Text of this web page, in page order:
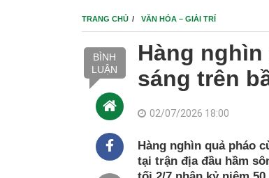
TRANG CHỦ VĂN HÓA – GIẢI TRÍ
BÌNH
LUẬN
Hàng
sáng trên
02/07/2026 18:00
Hàng nghìn quả pháo
tại trận địa đầu hầm